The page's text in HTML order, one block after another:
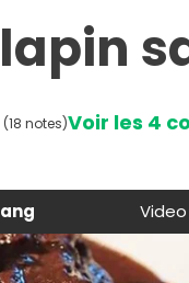
(18 notes)Voir les 4
Video